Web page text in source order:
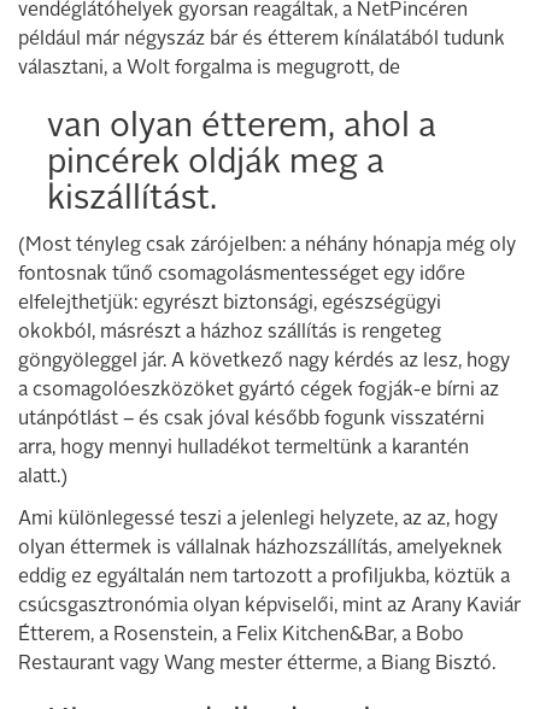
vendéglátóhelyek gyorsan reagáltak, a NetPincéren
például már négyszáz bár és étterem kínálatából tudunk
választani, a Wolt forgalma is megugrott, de
van olyan étterem, ahol a
pincérek oldják meg a
kiszállítást.
(Most tényleg csak zárójelben: a néhány hónapja még oly
fontosnak tűnő csomagolásmentességet egy időre
elfelejthetjük: egyrészt biztonsági, egészségügyi
okokból, másrészt a házhoz szállítás is rengeteg
göngyöleggel jár. A következő nagy kérdés az lesz, hogy
a csomagolóeszközöket gyártó cégek fogják-e bírni az
utánpótlást – és csak jóval később fogunk visszatérni
arra, hogy mennyi hulladékot termeltünk a karantén
alatt.)
Ami különlegessé teszi a jelenlegi helyzete, az az, hogy
olyan éttermek is vállalnak házhozszállítás, amelyeknek
eddig ez egyáltalán nem tartozott a profiljukba, köztük a
csúcsgasztronómia olyan képviselői, mint az Arany Kaviár
Étterem, a Rosenstein, a Felix Kitchen&Bar, a Bobo
Restaurant vagy Wang mester étterme, a Biang Bisztó.